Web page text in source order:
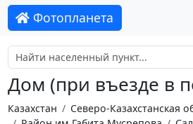
Фотопланета
Дом (при въезде в
Казахстан
Северо-Казахстанская